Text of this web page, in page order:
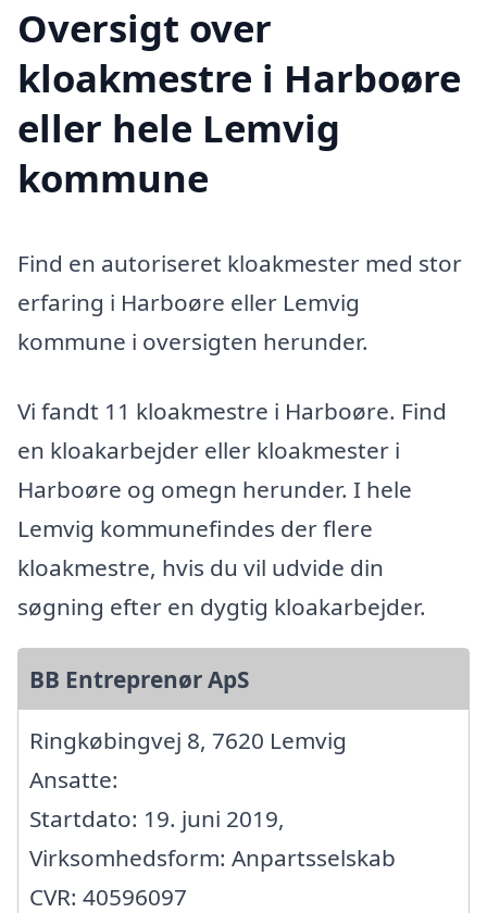
Oversigt over
kloakmestre i Harboøre
eller hele Lemvig
kommune
Find en autoriseret kloakmester med stor
erfaring i Harboøre eller Lemvig
kommune i oversigten herunder.
Vi fandt 11 kloakmestre i Harboøre. Find
en kloakarbejder eller kloakmester i
Harboøre og omegn herunder. I hele
Lemvig kommunefindes der flere
kloakmestre, hvis du vil udvide din
søgning efter en dygtig kloakarbejder.
BB Entreprenør ApS
Ringkøbingvej 8, 7620 Lemvig
Ansatte:
Startdato: 19. juni 2019,
Virksomhedsform: Anpartsselskab
CVR: 40596097